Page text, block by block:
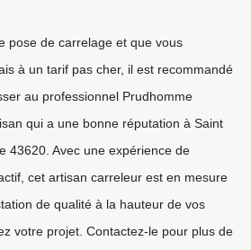
pose de carrelage et que vous
à un tarif pas cher, il est recommandé
au professionnel Prudhomme
qui a une bonne réputation à Saint
43620. Avec une expérience de
cet artisan carreleur est en mesure
de qualité à la hauteur de vos
votre projet. Contactez-le pour plus de